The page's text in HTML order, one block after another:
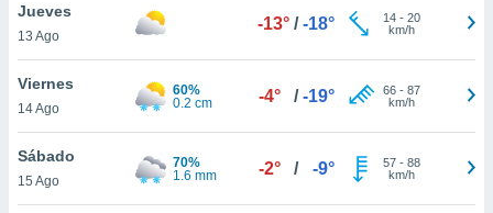
cookies
aceptar
Jueves
13 Ago
-13° / -18° 14 - 20
km/h
Viernes
14 Ago
60%
0.2 cm
-4° / -19° 66- 87
km/h
Sábado
15 Ago
70%
1.6 mm
-2° / -9° 57- 88
km/h